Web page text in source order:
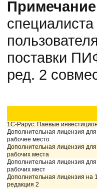
поставки
ред. 2
1С-Рарус: Паевые
Дополнительная лицензия
рабочее место
Дополнительная лицензия
рабочих места
Дополнительная лицензия
рабочих мест
Дополнительная лицензия
редакция 2